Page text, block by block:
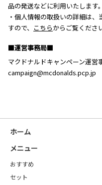
品の発送などに利用いたします。
・個人情報の取扱いの詳細は
すので、 こちらからご覧くださ
■運営事務局■
マクドナルドキャンペーン運営
campaign@mcdonalds.pcp.jp
ホーム
メニュー
おすすめ
セット